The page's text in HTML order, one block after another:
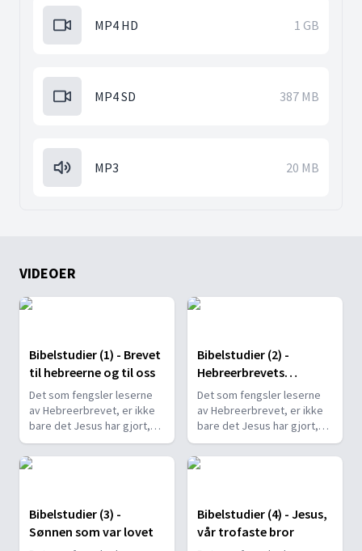
MP4 HD 1 GB
MP4 SD 387 MB
MP3 20 MB
VIDEOER
Bibelstudier (1) - Brevet
til hebreerne og til oss
Det som fengsler leserne
av Hebreerbrevet, er ikke
bare det Jesus har gjort,
men hvem han er.
Bibelstudier (2) -
Hebreerbrevets
budskap
Det som fengsler leserne
av Hebreerbrevet, er ikke
bare det Jesus har gjort,
men hvem han er.
Bibelstudier (3) -
Sønnen som var lovet
Bibelstudier (4) - Jesus,
vår trofaste bror